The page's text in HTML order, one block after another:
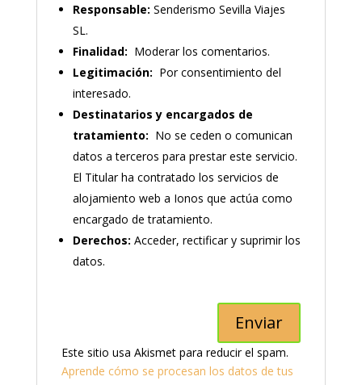
Responsable: Senderismo Sevilla Viajes
SL.
Finalidad: Moderar los comentarios.
Legitimación: Por consentimiento del
interesado.
Destinatarios y encargados de
tratamiento: No se ceden o comunican
datos a terceros para prestar este servicio.
El Titular ha contratado los servicios de
alojamiento web a Ionos que actúa como
encargado de tratamiento.
Derechos: Acceder, rectificar y suprimir los
datos.
Este sitio usa Akismet para reducir el spam.
Aprende cómo se procesan los datos de tus